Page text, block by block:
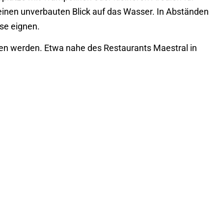
unverbauten Blick auf das Wasser. In Abständen
eignen.
werden. Etwa nahe des Restaurants Maestral in